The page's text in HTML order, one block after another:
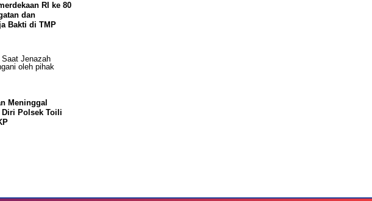
RI ke 80
dan
Bakti di TMP
Meninggal
Diri Polsek Toili